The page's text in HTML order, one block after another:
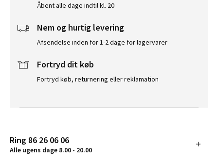
Åbent alle dage indtil kl. 20
Nem og hurtig levering
Afsendelse inden for 1-2 dage for lagervarer
Fortryd dit køb
Fortryd køb, returnering eller reklamation
Ring 86 26 06 06
Alle ugens dage 8.00 - 20.00